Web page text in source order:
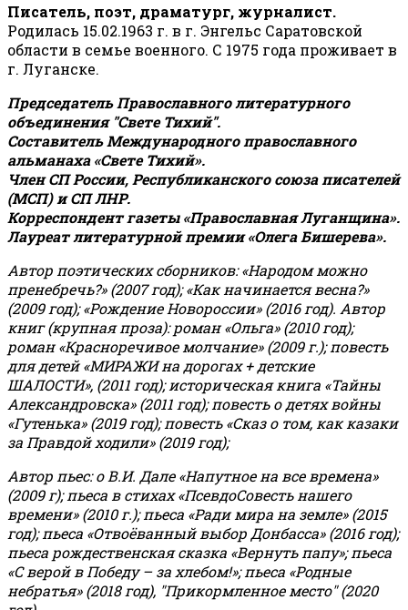
Писатель, поэт, драматург, журналист.
Родилась 15.02.1963 г. в г. Энгельс Саратовской
области в семье военного. С 1975 года проживает в
г. Луганске.
Председатель Православного литературного
объединения "Свете Тихий".
Составитель Международного православного
альманаха «Свете Тихий».
Член СП России, Республиканского союза писателей
(МСП) и СП ЛНР.
Корреспондент газеты «Православная Луганщина».
Лауреат литературной премии «Олега Бишерева».
Автор поэтических сборников: «Народом можно
пренебречь?» (2007 год); «Как начинается весна?»
(2009 год); «Рождение Новороссии» (2016 год). Автор
книг (крупная проза): роман «Ольга» (2010 год);
роман «Красноречивое молчание» (2009 г.); повесть
для детей «МИРАЖИ на дорогах + детские
ШАЛОСТИ», (2011 год); историческая книга «Тайны
Александровска» (2011 год); повесть о детях войны
«Гутенька» (2019 год); повесть «Сказ о том, как казаки
за Правдой ходили» (2019 год);
Автор пьес: о В.И. Дале «Напутное на все времена»
(2009 г); пьеса в стихах «ПсевдоСовесть нашего
времени» (2010 г.); пьеса «Ради мира на земле» (2015
год); пьеса «Отвоёванный выбор Донбасса» (2016 год);
пьеса рождественская сказка «Вернуть папу»; пьеса
«С верой в Победу – за хлебом!»;пьеса «Родные
небратья» (2018 год), "Прикормленное место" (2020